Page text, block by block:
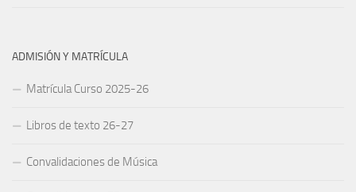
ADMISIÓN Y MATRÍCULA
Matrícula Curso 2025-26
Libros de texto 26-27
Convalidaciones de Música